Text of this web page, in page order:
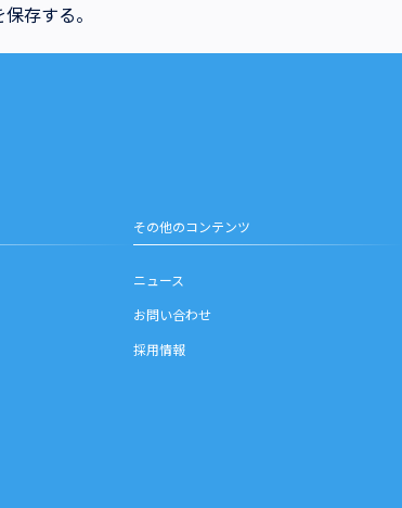
存する。
その他のコンテンツ
ニュース
お問い合わせ
採用情報